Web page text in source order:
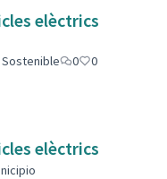
elèctrics
0
0
elèctrics